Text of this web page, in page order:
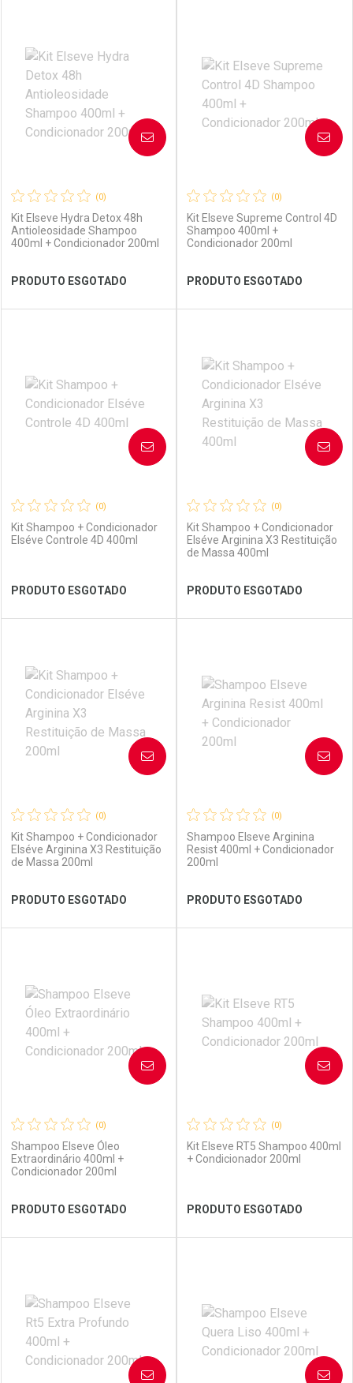
Laboratório
Ver Desconto Convênio
Por Menos Laboratório
Ver Desconto Convênio
Por Menos
(0)
Kit Elseve Hydra Detox 48h
Antioleosidade Shampoo
400ml + Condicionador 200ml
PRODUTO ESGOTADO
AVISE-ME
Laboratório
Ver Desconto Convênio
Por Menos
(0)
Kit Elseve Supreme Control 4D
Shampoo 400ml +
Condicionador 200ml
PRODUTO ESGOTADO
AVISE-ME
Laboratório
Ver Desconto Convênio
Por Menos
(0)
Kit Shampoo + Condicionador
Elséve Controle 4D 400ml
PRODUTO ESGOTADO
AVISE-ME
Laboratório
Ver Desconto Convênio
Por Menos
(0)
Kit Shampoo + Condicionador
Elséve Arginina X3 Restituição
de Massa 400ml
PRODUTO ESGOTADO
AVISE-ME
Laboratório
Ver Desconto Convênio
Por Menos
(0)
Kit Shampoo + Condicionador
Elséve Arginina X3 Restituição
de Massa 200ml
PRODUTO ESGOTADO
AVISE-ME
Laboratório
Ver Desconto Convênio
Por Menos
(0)
Shampoo Elseve Arginina
Resist 400ml + Condicionador
200ml
PRODUTO ESGOTADO
AVISE-ME
Laboratório
Ver Desconto Convênio
Por Menos
(0)
Shampoo Elseve Óleo
Extraordinário 400ml +
Condicionador 200ml
PRODUTO ESGOTADO
AVISE-ME
Laboratório
Por Menos
(0)
Kit Elseve RT5 Shampoo 400ml
+ Condicionador 200ml
PRODUTO ESGOTADO
AVISE-ME
Laboratório
Por Menos
AVISE-ME AVISE-ME